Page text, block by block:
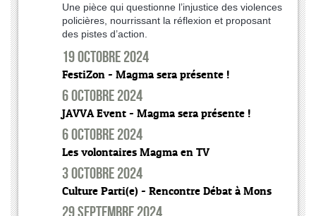
Une pièce qui questionne l’injustice des violences
policières, nourrissant la réflexion et proposant
des pistes d’action.
19 octobre 2024
FestiZon - Magma sera présente !
6 octobre 2024
JAVVA Event - Magma sera présente !
6 octobre 2024
Les volontaires Magma en TV
3 octobre 2024
Culture Parti(e) - Rencontre Débat à Mons
29 septembre 2024